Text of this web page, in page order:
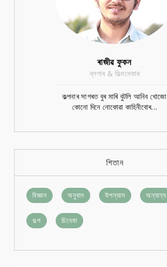
ৰাজীৱ ফুকন
ব্লগাৰ & ফিল্মমেকাৰ
কল্পনাৰ সাগৰত বুৰ মাৰি বুটলি আনিব খোজো
কোনো দিনে নোকোৱা কাহিনীবোৰ...
শিতান
বিজ্ঞান অনুবাদ উপন্যাস অন্যান্য
গল্প চিনেমা